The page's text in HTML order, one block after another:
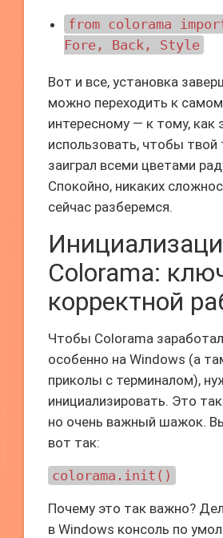
from colorama
Fore, Back, Style
Вот и все, установка
можно переходить к
интересному — к тому, как
использовать, чтобы твой
заиграл всеми цветами
Спокойно, никаких
сейчас разберемся.
Colorama:
корректной
Чтобы Colorama
особенно на Windows (а
приколы с терминалом),
инициализировать. Это
но очень важный шажок.
вот так:
colorama.init()
Почему это так важно?
в Windows консоль по